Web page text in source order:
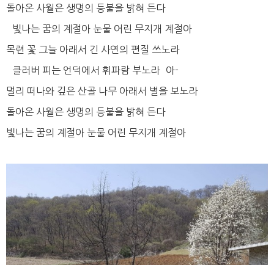
돌아온 사월은 생명의 등불을 밝혀 든다
빛나는 꿈의 계절아 눈물 어린 무지개 계절아
목련 꽃 그늘 아래서 긴 사연의 편질 쓰노라
클러버 피는 언덕에서 휘파람 부노라 아-
멀리 떠나와 깊은 산골 나무 아래서 별을 보노라
돌아온 사월은 생명의 등불을 밝혀 든다
빛나는 꿈의 계절아 눈물 어린 무지개 계절아